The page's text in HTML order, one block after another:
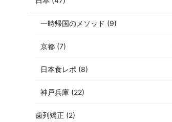
一時帰国のメソッド (9)
京都 (7)
日本食レポ (8)
神戸兵庫 (22)
歯列矯正 (2)